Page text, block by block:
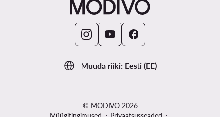
Muuda riiki: Eesti (EE)
© MODIVO 2026
Müügitingimused
Privaatsusseaded